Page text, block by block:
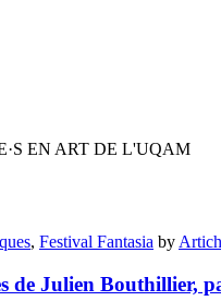
EN ART DE L'UQAM
, Festival Fantasia by
de Julien Bouthillier,